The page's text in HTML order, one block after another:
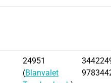
24951
(Blanvalet